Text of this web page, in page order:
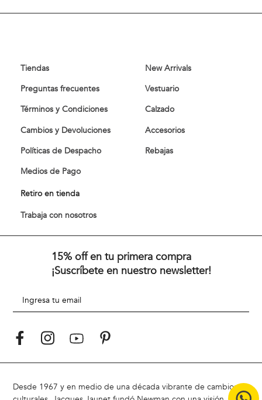
Tiendas
Preguntas frecuentes
Términos y Condiciones
Cambios y Devoluciones
Políticas de Despacho
Medios de Pago
Retiro en tienda
Trabaja con nosotros
New Arrivals
Vestuario
Calzado
Accesorios
Rebajas
15% off en tu primera compra
¡Suscríbete en nuestro newsletter!
Desde 1967 y en medio de una década vibrante de cambios